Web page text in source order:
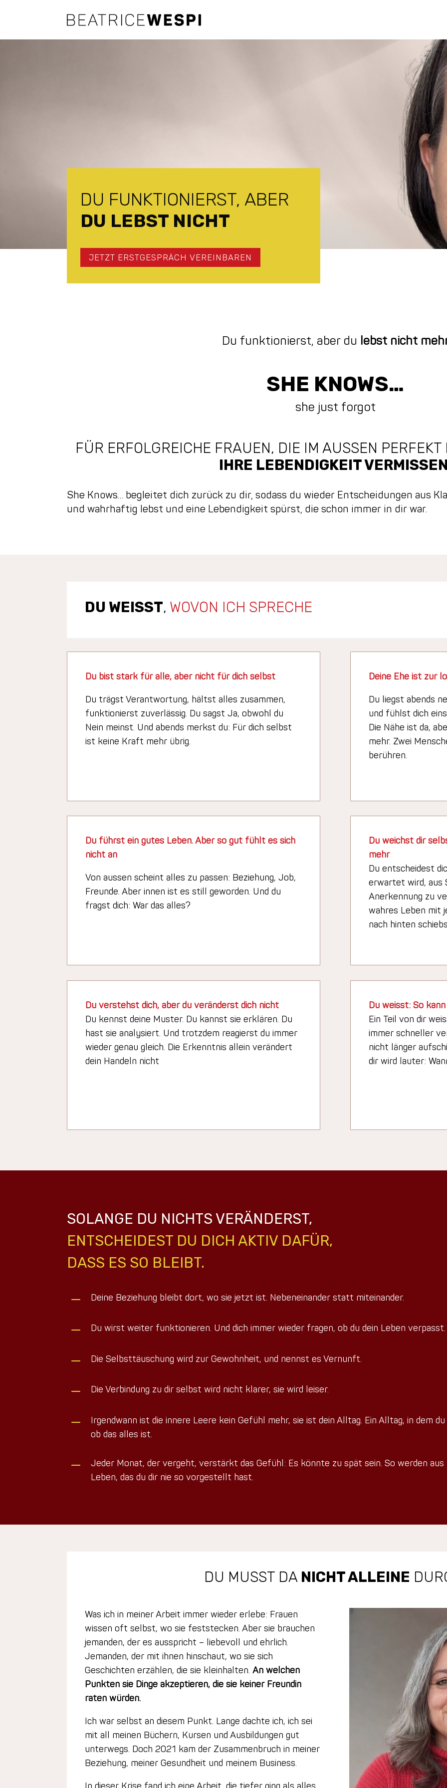
DU FUNKTIONIERST, ABER
DU LEBST NICHT
JETZT ERSTGESPRÄCH VEREINBAREN
Du funktionierst, aber du lebst nicht
SHE KNOWS…
she just forgot
FÜR ERFOLGREICHE FRAUEN, DIE IM AUSSEN
IHRE LEBENDIGKEIT
She Knows… begleitet dich zurück zu dir, sodass du wieder Entscheidungen aus
und wahrhaftig lebst und eine Lebendigkeit spürst, die schon immer in dir war.
DU WEISST, WOVON ICH SPRECHE
Du bist stark für alle, aber nicht für dich selbst
Du trägst Verantwortung, hältst alles zusammen,
funktionierst zuverlässig. Du sagst Ja, obwohl du
Nein meinst. Und abends merkst du: Für dich selbst
ist keine Kraft mehr übrig.
Du führst ein gutes Leben. Aber so gut fühlt es sich
nicht an
Von aussen scheint alles zu passen: Beziehung, Job,
Freunde. Aber innen ist es still geworden. Und du
fragst dich: War das alles?
Du verstehst dich, aber du veränderst dich nicht
Du kennst deine Muster. Du kannst sie erklären. Du
hast sie analysiert. Und trotzdem reagierst du immer
wieder genau gleich. Die Erkenntnis allein verändert
dein Handeln nicht
Deine Ehe ist zur
Du liegst abends
und fühlst dich
Die Nähe ist da,
mehr. Zwei
berühren.
Du weichst dir
mehr
Du entscheidest
erwartet wird, aus
Anerkennung zu
wahres Leben mit
nach hinten
Du weisst: So
Ein Teil von dir
immer schneller
nicht länger
dir wird lauter:
SOLANGE DU NICHTS VERÄNDERST,
ENTSCHEIDEST DU DICH AKTIV DAFÜR,
DASS ES SO BLEIBT.
K Deine Beziehung bleibt dort, wo sie jetzt ist. Nebeneinander statt miteinander.
K Du wirst weiter funktionieren. Und dich immer wieder fragen, ob du dein Leben verpasst.
K Die Selbsttäuschung wird zur Gewohnheit, und nennst es Vernunft.
K Die Verbindung zu dir selbst wird nicht klarer, sie wird leiser.
K
Irgendwann ist die innere Leere kein Gefühl mehr, sie ist dein Alltag. Ein Alltag, in dem
ob das alles ist.
K
Jeder Monat, der vergeht, verstärkt das Gefühl: Es könnte zu spät sein. So werden
Leben, das du dir nie so vorgestellt hast.
DU MUSST DA NICHT ALLEINE
Was ich in meiner Arbeit immer wieder erlebe: Frauen
wissen oft selbst, wo sie feststecken. Aber sie brauchen
jemanden, der es ausspricht – liebevoll und ehrlich.
Jemanden, der mit ihnen hinschaut, wo sie sich
Geschichten erzählen, die sie kleinhalten.An welchen
Punkten sie Dinge akzeptieren, die sie keiner Freundin
raten würden.
Ich war selbst an diesem Punkt. Lange dachte ich, ich sei
mit all meinen Büchern, Kursen und Ausbildungen gut
unterwegs. Doch 2021 kam der Zusammenbruch in meiner
Beziehung, meiner Gesundheit und meinem Business.